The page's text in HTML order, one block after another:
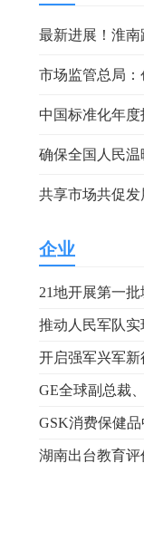
企业
21地开展第一
推动人民军队